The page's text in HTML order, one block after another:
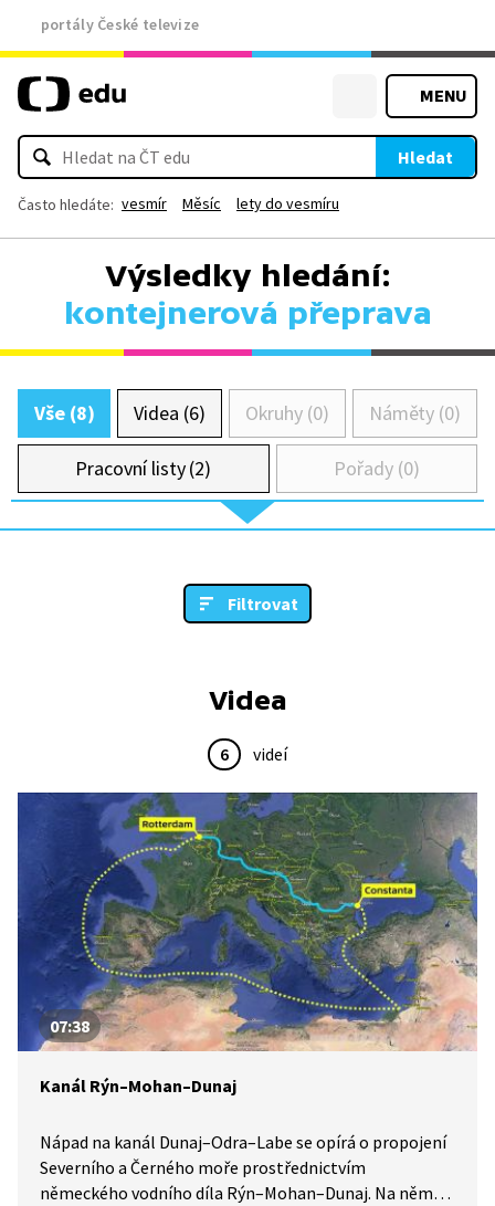
portály České televize
MENU
Hledat
Často hledáte: vesmír Měsíc lety do vesmíru
Výsledky hledání:
kontejnerová přeprava
Vše (8) Videa (6) Okruhy (0) Náměty (0)
Pracovní listy (2) Pořady (0)
Filtrovat
Videa
6 videí
07:38
Kanál Rýn–Mohan–Dunaj
Nápad na kanál Dunaj–Odra–Labe se opírá o propojení
Severního a Černého moře prostřednictvím
německého vodního díla Rýn–Mohan–Dunaj. Na něm